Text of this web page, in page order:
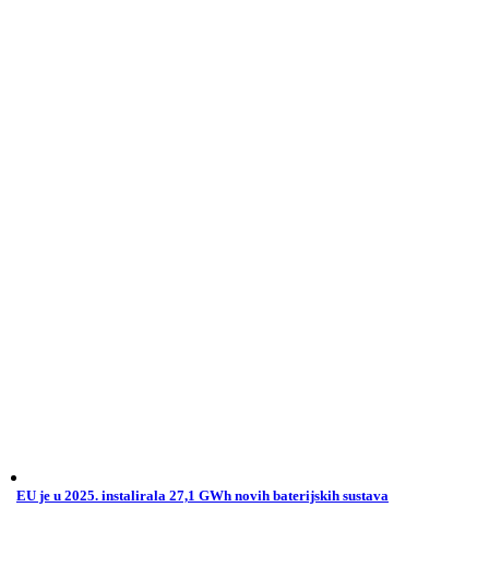
EU je u 2025. instalirala 27,1 GWh novih baterijskih sustava